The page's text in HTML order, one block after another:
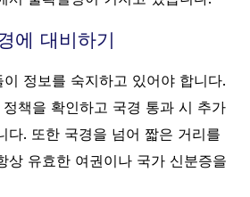
에 대비하기
정보를 숙지하고 있어야 합니다.
책을 확인하고 국경 통과 시 추가
다. 또한 국경을 넘어 짧은 거리를
상 유효한 여권이나 국가 신분증을